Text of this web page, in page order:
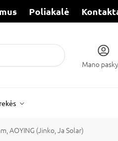
Poliakalė
Mano
AOYING (Jinko, Ja Solar)